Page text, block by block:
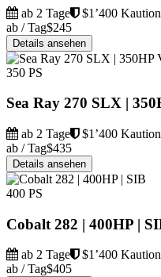
ab 2 Tage
$1’400 Kaution
ab / Tag$245
Details ansehen
350 PS
Sea Ray 270 SLX |
ab 2 Tage
$1’400 Kaution
ab / Tag$435
Details ansehen
400 PS
Cobalt 282 | 400HP |
ab 2 Tage
$1’400 Kaution
ab / Tag$405